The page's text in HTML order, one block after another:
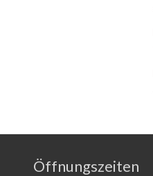
Öffnungszeiten